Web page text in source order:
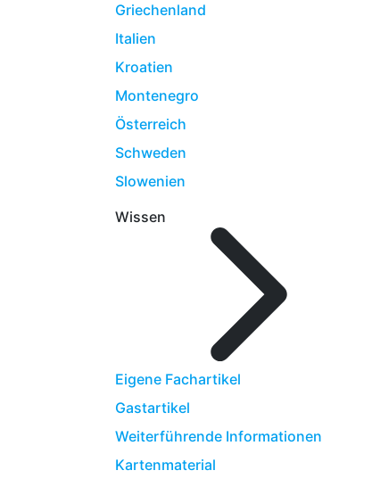
Griechenland
Italien
Kroatien
Montenegro
Österreich
Schweden
Slowenien
Wissen
Eigene Fachartikel
Gastartikel
Weiterführende Informationen
Kartenmaterial